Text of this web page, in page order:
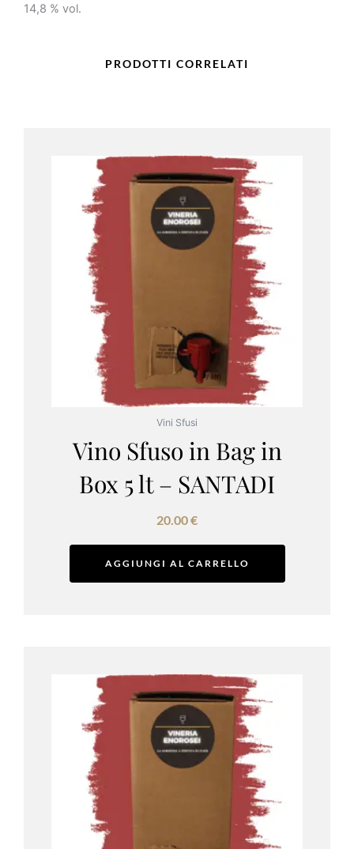
14,8 % vol.
PRODOTTI CORRELATI
Vini Sfusi
Vino Sfuso in Bag in
Box 5 lt – SANTADI
20.00€
AGGIUNGI AL CARRELLO